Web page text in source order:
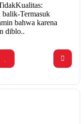
balik-Termasuk
bahwa karena
diblo..